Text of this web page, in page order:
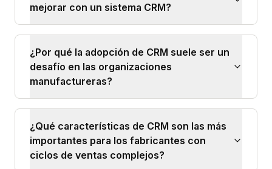
mejorar con un sistema CRM?
¿Por qué la adopción de CRM suele ser un
desafío en las organizaciones
manufactureras?
¿Qué características de CRM son las más
importantes para los fabricantes con
ciclos de ventas complejos?